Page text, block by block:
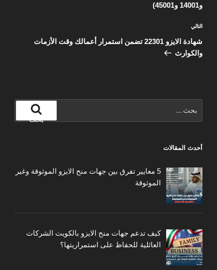
و14001 و45001)
المقالة
التالية
التالي
شهادة الايزو 22301 تضمن استمرار أعمالك وقت الأزمات
والكوارث
عن:
بحث
أحدث المقالات
5 معايير تفرق بين جهات منح الايزو الموثوقة وغير
الموثوقة
كيف تدعم جهات منح الايزو بالكويت الشركات
العائلية للحفاظ على استمراريتها؟